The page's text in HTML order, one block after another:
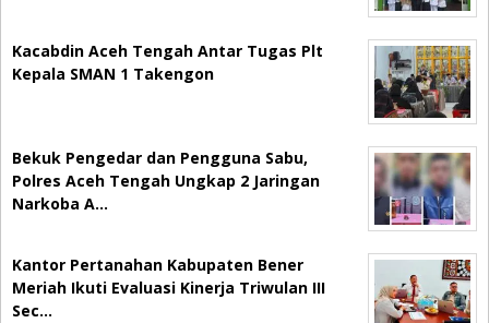
Kacabdin Aceh Tengah Antar Tugas Plt
Kepala SMAN 1 Takengon
Bekuk Pengedar dan Pengguna Sabu,
Polres Aceh Tengah Ungkap 2 Jaringan
Narkoba A…
Kantor Pertanahan Kabupaten Bener
Meriah Ikuti Evaluasi Kinerja Triwulan III
Sec…